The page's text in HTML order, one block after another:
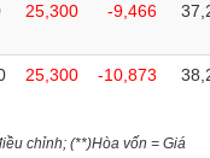
25,300 -9,466
25,300 -10,873
chỉnh; (**)Hòa vốn = Giá